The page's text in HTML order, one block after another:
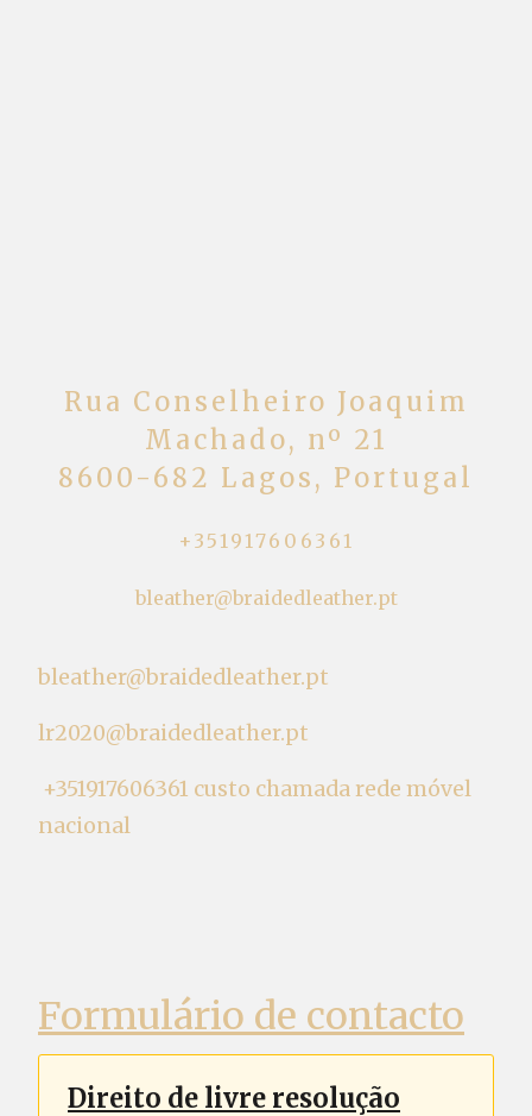
Rua Conselheiro Joaquim
Machado, nº 21
8600-682 Lagos, Portugal
+351917606361
bleather@braidedleather.pt
bleather@braidedleather.pt
lr2020@braidedleather.pt
+351917606361 custo chamada rede móvel
nacional
Formulário de contacto
Direito de livre resolução